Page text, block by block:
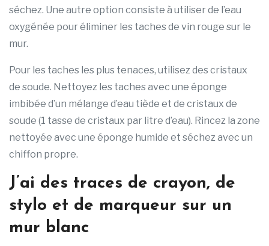
séchez. Une autre option consiste à utiliser de l’eau
oxygénée pour éliminer les taches de vin rouge sur le
mur.
Pour les taches les plus tenaces, utilisez des cristaux
de soude. Nettoyez les taches avec une éponge
imbibée d’un mélange d’eau tiède et de cristaux de
soude (1 tasse de cristaux par litre d’eau). Rincez la zone
nettoyée avec une éponge humide et séchez avec un
chiffon propre.
J’ai des traces de crayon, de
stylo et de marqueur sur un
mur blanc